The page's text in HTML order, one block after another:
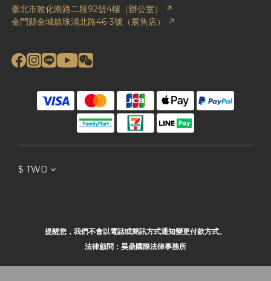
臺北市敦化南路二段92號4樓（辦公室） ↗
金門縣金城鎮珠浦北路46-3號（展售店） ↗
$ TWD
提醒您，我們不會以電話或簡訊方式通知變更付款方式。
法律顧問：昊鼎國際法律事務所